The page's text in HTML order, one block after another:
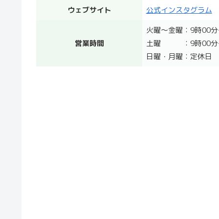
ウェブサイト
公式インスタグラム
営業時間
火曜～金曜：9時00
土曜 ：9時00分
日曜・月曜：定休日